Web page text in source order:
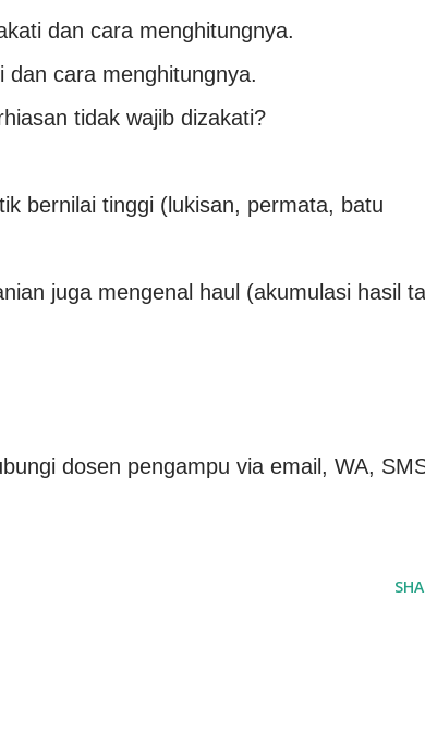
dan cara menghitungnya.
dan cara menghitungnya.
tidak wajib dizakati?
bernilai tinggi (lukisan, permata, batu
juga mengenal haul (akumulasi hasil
dosen pengampu via email, WA,